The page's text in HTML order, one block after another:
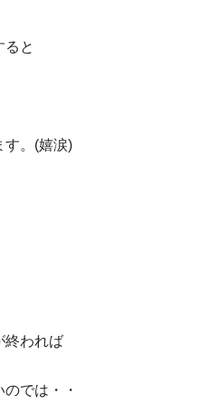
ると
す。(嬉涙)
終われば
では・・